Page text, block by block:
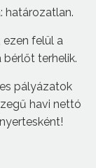
határozatlan.
felül a
terhelik.
pályázatok
havi nettó